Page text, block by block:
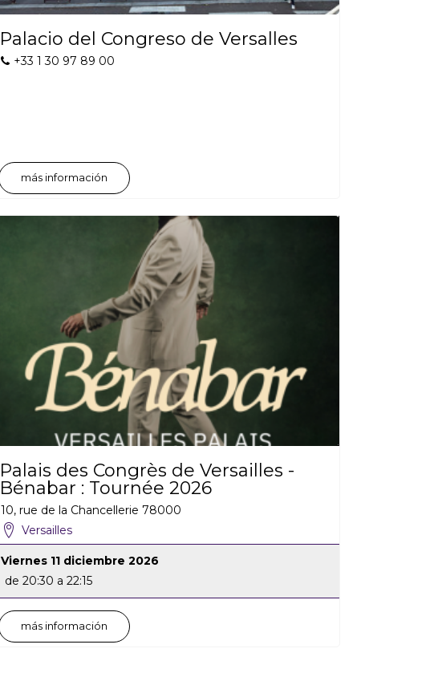
Palacio del Congreso de Versalles
+33 1 30 97 89 00
más información
Palais des Congrès de Versailles -
Bénabar : Tournée 2026
10, rue de la Chancellerie 78000
Versailles
Viernes 11 diciembre 2026
de 20:30 a 22:15
más información